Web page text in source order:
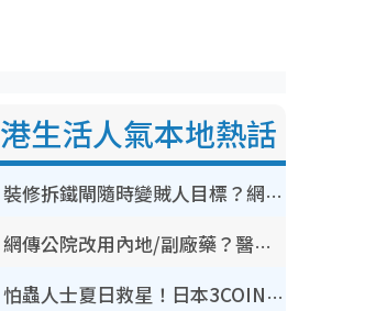
港生活人氣本地熱話
裝修拆鐵閘隨時變賊人目標？網民揭2大關鍵用途：裝新式等於白裝？附新舊鐵閘分別
網傳公院改用內地/副廠藥？醫生拆解正副廠分別 揭4類人換藥隨時出事
怕蟲人士夏日救星！日本3COINS爆紅驅蟲神器$45起 1招「全程免觸碰」輕鬆搞定小強